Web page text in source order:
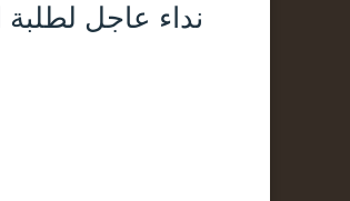
نداء عاجل لطلبة العلم 1 ربيع أول 1446 لفضيلة الشيخ